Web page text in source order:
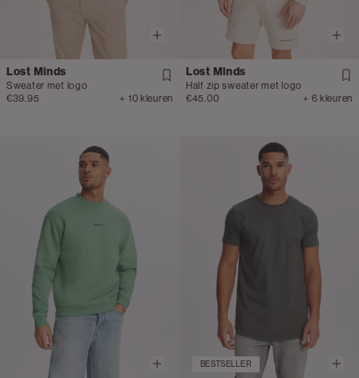
Lost Minds
Sweater met logo
€39.95
+ 10 kleuren
Lost Minds
Half zip sweater met logo
€45.00
+ 6 kleuren
BESTSELLER